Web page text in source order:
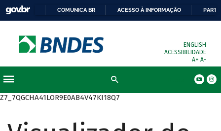
COMUNICA BR ACESSO À INFORMAÇÃO
ENGLISH
ACESSIBILIDADE
A+ A-
Z7_7QGCHA41LOR9E0AB4V47KI18Q7